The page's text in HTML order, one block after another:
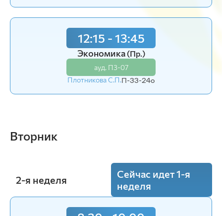
12:15 - 13:45
Экономика(Пр.)
ауд. П3-07
Плотникова С.П.П-33-24o
12:15 - 13:45
Экономика(Лаб.)
ауд. П3-07
Плотникова С.П.П-32-24o
Вторник
2-я неделя
Сейчас идет 1-я
неделя